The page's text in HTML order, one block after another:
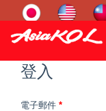
登入
電子郵件 *